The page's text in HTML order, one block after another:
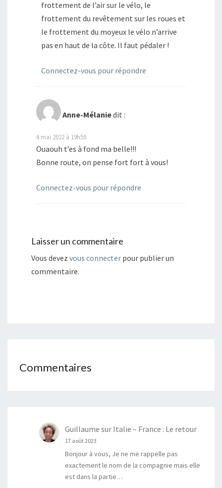
frottement de l’air sur le vélo, le
frottement du revêtement sur les roues et
le frottement du moyeux le vélo n’arrive
pas en haut de la côte. Il faut pédaler !
Connectez-vous pour répondre
Anne-Mélaniedit :
4 mai 2022 à 19h59
Ouaouh t’es à fond ma belle!!!
Bonne route, on pense fort fort à vous!
Connectez-vous pour répondre
Laisser un commentaire
Vous devez vous connecter pour publier un
commentaire.
Commentaires
Guillaume sur Italie – France : Le retour
17 août 2023
Bonjour à vous, Je ne me rappelle pas
exactement le nom de la compagnie mais elle
est dans la partie…